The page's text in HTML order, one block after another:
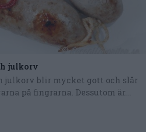
julkorv
julkorv blir mycket gott och slår
på fingrarna. Dessutom är...